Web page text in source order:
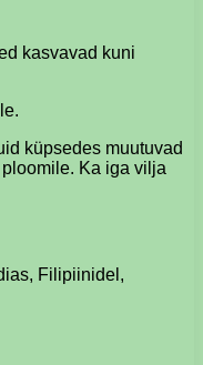
kasvavad kuni
küpsedes muutuvad
Ka iga vilja
Filipiinidel,